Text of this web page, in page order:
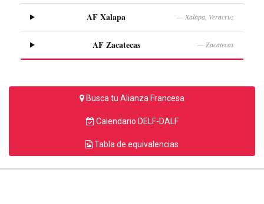
AF Xalapa — Xalapa, Veracruz
AF Zacatecas — Zacatecas
Busca tu Alianza Francesa
Calendario DELF-DALF
Tabla de equivalencias